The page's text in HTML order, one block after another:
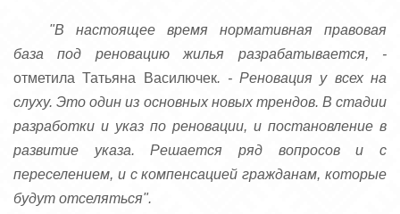
"В настоящее время нормативная правовая
база под реновацию жилья разрабатывается, -
отметила Татьяна Василючек. - Реновация у всех на
слуху. Это один из основных новых трендов. В стадии
разработки и указ по реновации, и постановление в
развитие указа. Решается ряд вопросов и с
переселением, и с компенсацией гражданам, которые
будут отселяться".